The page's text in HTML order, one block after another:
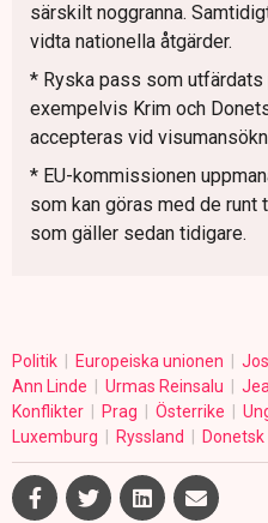
särskilt noggranna.
vidta nationella åtgärder.
* Ryska pass som utfärdats
exempelvis Krim och
accepteras vid
* EU-kommissionen
som kan göras med de runt
som gäller sedan tidigare.
Politik Europeiska unionen
Ann Linde
Urmas Reinsalu
Konflikter
Prag Österrike
Luxemburg
Ryssland Donetsk